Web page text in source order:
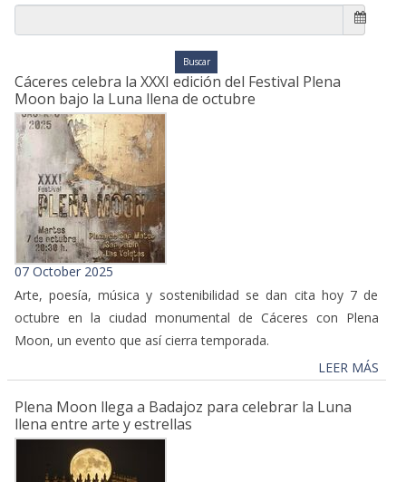
Cáceres celebra la XXXI edición del Festival Plena
Moon bajo la Luna llena de octubre
07 October 2025
Arte, poesía, música y sostenibilidad se dan cita hoy 7 de
octubre en la ciudad monumental de Cáceres con Plena
Moon, un evento que así cierra temporada.
LEER MÁS
Plena Moon llega a Badajoz para celebrar la Luna
llena entre arte y estrellas